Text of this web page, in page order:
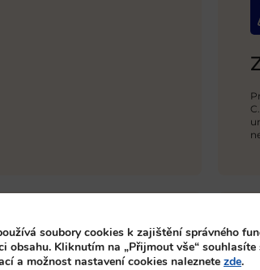
soubory cookies k zajištění správného
obsahu. Kliknutím na „Přijmout vše“
a možnost nastavení cookies naleznete zde.